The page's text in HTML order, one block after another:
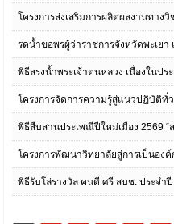
โครงการส่งเสริมการผลิตผลงานทาง
รดน้ำขอพรผู้ว่าราชการจังหวัดพะเยา
พิธีสรงน้ำพระเจ้าตนหลวง เนื่องในป
โครงการจัดการความรู้สู่แนวปฏิบัติทั่
พิธีสืบสานประเพณีปีใหม่เมือง 2569 “
โครงการพัฒนาวิทยาลัยสู่การเป็นอง
พิธีรับโล่รางวัล คนดี ศรี สบช. ประจำ